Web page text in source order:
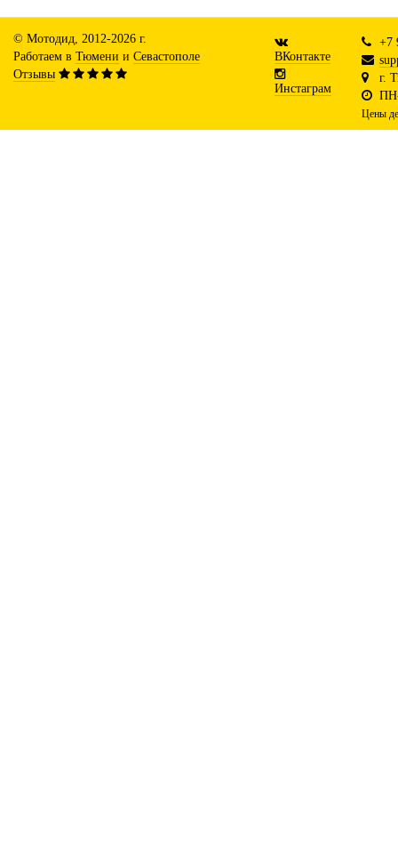
© Мотодид, 2012-2026 г.
Работаем в Тюмени и Севастополе
Отзывы
ВКонтакте
Инстаграм
+7
г.
Цены